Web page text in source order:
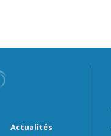
Actualités